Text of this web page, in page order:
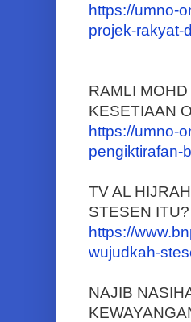
https://umno-
projek-rakyat-
RAMLI
KESETIAAN
https://umno-
pengiktirafan-
TV AL
STESEN ITU?
https://
wujudkah-
NAJIB